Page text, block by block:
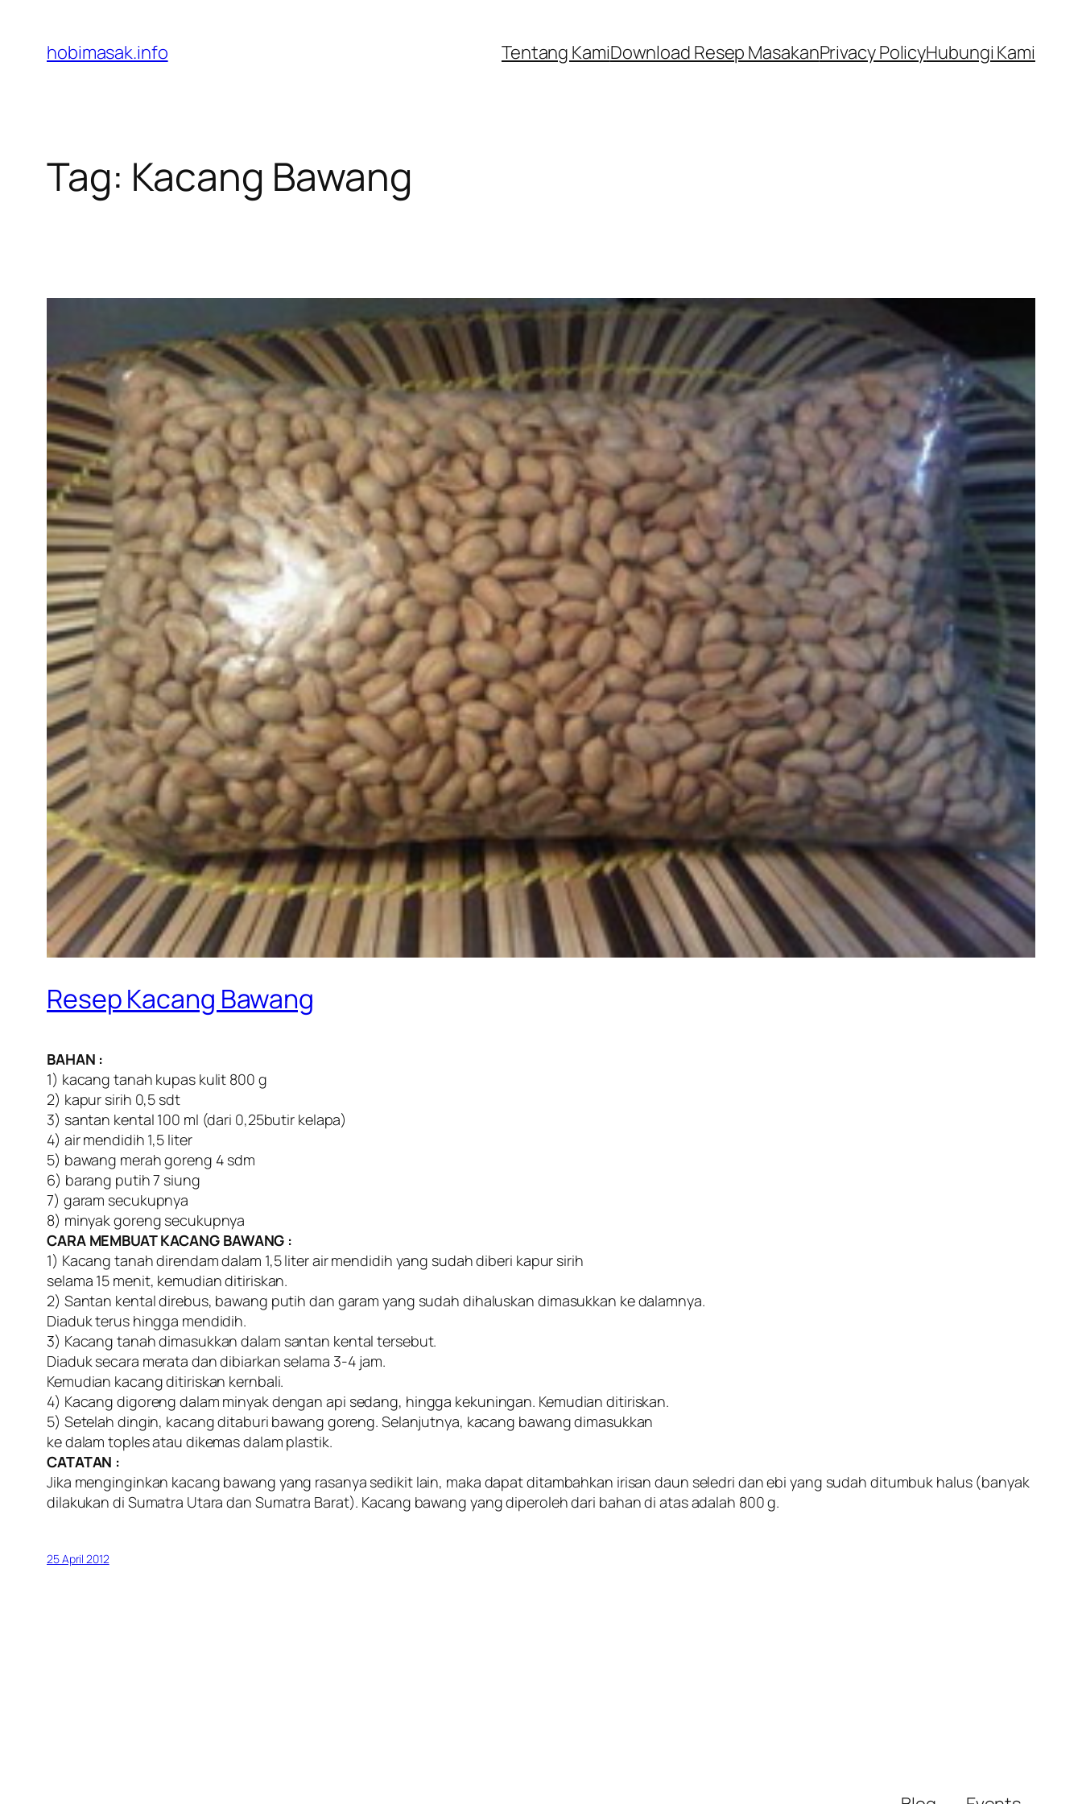
content
hobimasak.info Tentang KamiDownload Resep MasakanPrivacy PolicyHubungi Kami
Tag: Kacang Bawang
Resep Kacang Bawang
BAHAN :
1) kacang tanah kupas kulit 800 g
2) kapur sirih 0,5 sdt
3) santan kental 100 ml (dari 0,25butir kelapa)
4) air mendidih 1,5 liter
5) bawang merah goreng 4 sdm
6) barang putih 7 siung
7) garam secukupnya
8) minyak goreng secukupnya
CARA MEMBUAT KACANG BAWANG :
1) Kacang tanah direndam dalam 1,5 liter air mendidih yang sudah diberi kapur sirih
selama 15 menit, kemudian ditiriskan.
2) Santan kental direbus, bawang putih dan garam yang sudah dihaluskan dimasukkan ke dalamnya.
Diaduk terus hingga mendidih.
3) Kacang tanah dimasukkan dalam santan kental tersebut.
Diaduk secara merata dan dibiarkan selama 3-4 jam.
Kemudian kacang ditiriskan kernbali.
4) Kacang digoreng dalam minyak dengan api sedang, hingga kekuningan. Kemudian ditiriskan.
5) Setelah dingin, kacang ditaburi bawang goreng. Selanjutnya, kacang bawang dimasukkan
ke dalam toples atau dikemas dalam plastik.
CATATAN :
Jika menginginkan kacang bawang yang rasanya sedikit lain, maka dapat ditambahkan irisan daun seledri dan ebi yang sudah ditumbuk halus (banyak
dilakukan di Sumatra Utara dan Sumatra Barat). Kacang bawang yang diperoleh dari bahan di atas adalah 800 g.
25 April 2012